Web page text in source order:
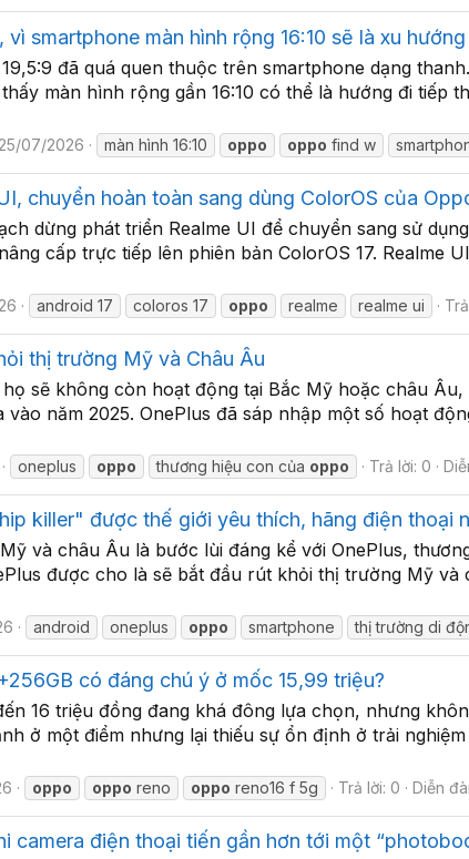
smartphone màn hình rộng 16:10 sẽ là xu
đã quá quen thuộc trên smartphone dạng
màn hình rộng gần 16:10 có thể là hướng đi tiếp
25/07/2026 màn hình 16:10 oppo oppo find w
chuyển hoàn toàn sang dùng ColorOS của
dừng phát triển Realme UI để chuyển sang sử
cấp trực tiếp lên phiên bản ColorOS 17. Realme
android 17 coloros 17 oppo realme realme ui
thị trường Mỹ và Châu Âu
sẽ không còn hoạt động tại Bắc Mỹ hoặc châu
vào năm 2025. OnePlus đã sáp nhập một số hoạt
oneplus oppo thương hiệu con của oppo Trả lời: 0
killer" được thế giới yêu thích, hãng điện thoại
và châu Âu là bước lùi đáng kể với OnePlus,
được cho là sẽ bắt đầu rút khỏi thị trường Mỹ
android oneplus oppo smartphone thị trường di
có đáng chú ý ở mốc 15,99 triệu?
16 triệu đồng đang khá đông lựa chọn, nhưng
ở một điểm nhưng lại thiếu sự ổn định ở trải
oppo oppo reno oppo reno16 f 5g Trả lời: 0 Diễn
camera điện thoại tiến gần hơn tới một